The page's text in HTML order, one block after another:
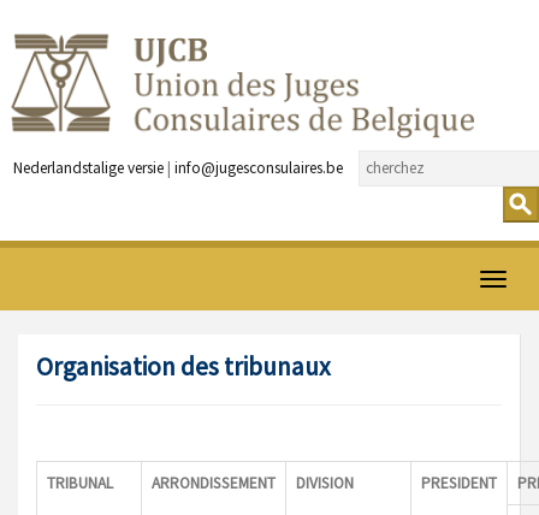
Nederlandstalige versie | info@jugesconsulaires.be
Ouvrir
Organisation des tribunaux
TRIBUNAL ARRONDISSEMENT DIVISION PRESIDENT